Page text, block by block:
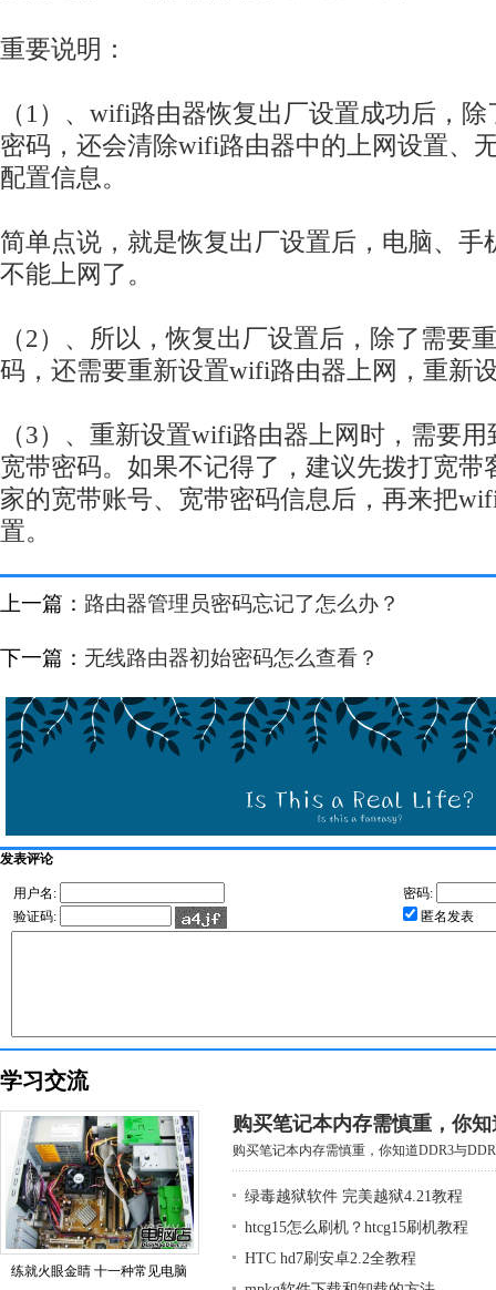
重要说明：
（1）、wifi路由器恢复出厂设置成功后，
密码，还会清除wifi路由器中的上网设置、
配置信息。
简单点说，就是恢复出厂设置后，电脑、
不能上网了。
（2）、所以，恢复出厂设置后，除了需要
码，还需要重新设置wifi路由器上网，重新
（3）、重新设置wifi路由器上网时，需要
宽带密码。如果不记得了，建议先拨打宽带
家的宽带账号、宽带密码信息后，再来把
置。
上一篇： 路由器管理员密码忘记了怎么办？
下一篇： 无线路由器初始密码怎么查看？
发表评论
用户名:
密码:
验证码:
匿名发表
学习交流
练就火眼金睛 十一种常见电脑
购买笔记本内存需慎重，你
购买笔记本内存需慎重，你知道DDR3与
绿毒越狱软件 完美越狱4.21教程
htcg15怎么刷机？htcg15刷机教程
HTC hd7刷安卓2.2全教程